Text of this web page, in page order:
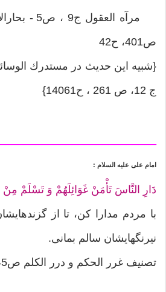
ص401، ح42
{شبیه این حدیث در مستدرك
ج 12، ص 261 ، ح14061}
امام على عليه السلام :
دَارِ النَّاسَ تَأْمَنْ غَوَائِلَهُمْ وَ تَسْلَمْ مِنْ
با مردم مدارا كن، تا از
نيرنگهايشان سالم بمانى.
تصنیف غرر الحکم و درر الکلم ص445 ، ح10179